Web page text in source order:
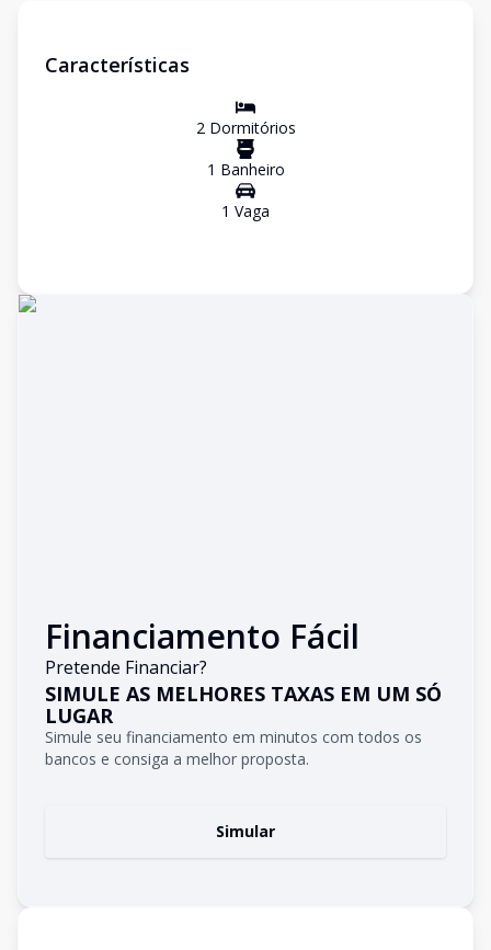
Características
2Dormitórios
1 Banheiro
1 Vaga
Financiamento Fácil
Pretende Financiar?
SIMULE AS MELHORES TAXAS EM UM SÓ
LUGAR
Simule seu financiamento em minutos com todos os
bancos e consiga a melhor proposta.
Simular